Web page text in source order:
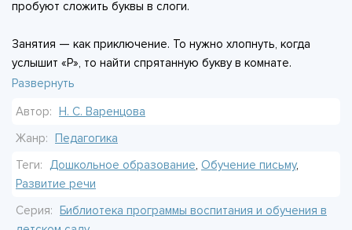
пробуют сложить буквы в слоги.
Занятия — как приключение. То нужно хлопнуть, когда
услышит «Р», то найти спрятанную букву в комнате.
Постепенно звуки складываются в слова, слова — в
пробираешься сквозь лес и вдруг видишь свет — вот оно,
получилось!
Автор не давит, не торопит. Она знает: у каждого свой
ритм. Кто-то схватит на лету, кому-то нужно повторить
десять раз. Главное — чтобы ребёнок чувствовал: у него
Развернуть
Автор: Н. С. Варенцова
Жанр: Педагогика
Теги: Дошкольное образование, Обучение письму,
Развитие речи
Серия: Библиотека программы воспитания и обучения в